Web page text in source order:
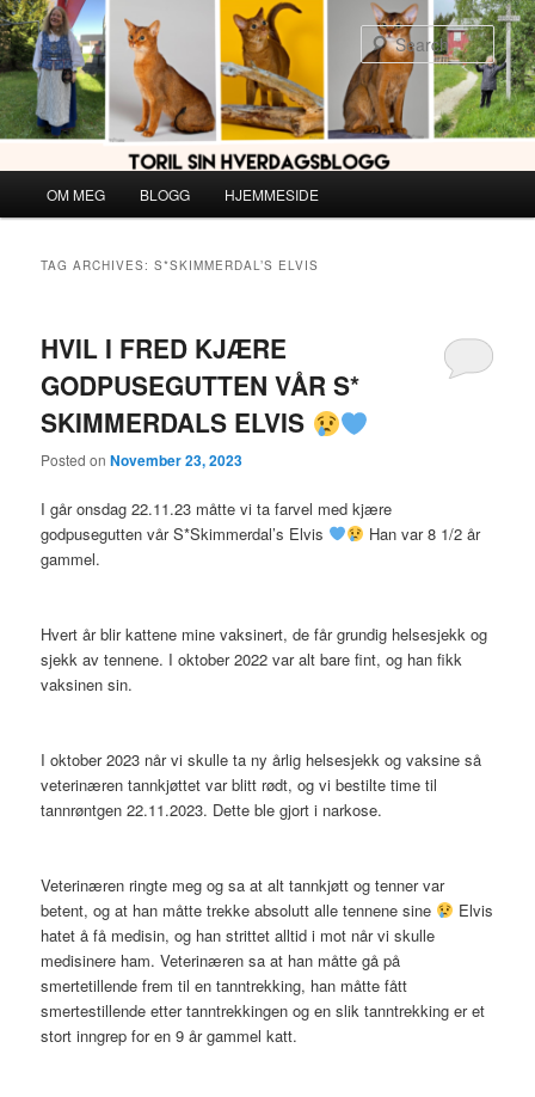
Skip
to
primary
content
Skip
to
secondary
content
OM MEG BLOGG HJEMMESIDE
TAG ARCHIVES:S*SKIMMERDAL’S ELVIS
HVIL I FRED KJÆRE
GODPUSEGUTTEN VÅR S*
SKIMMERDALS ELVIS
Posted onNovember 23, 2023
I går onsdag 22.11.23 måtte vi ta farvel med kjære
godpusegutten vår S*Skimmerdal’s Elvis
Han var 8 1/2 år
gammel.
Hvert år blir kattene mine vaksinert, de får grundig helsesjekk og
sjekk av tennene. I oktober 2022 var alt bare fint, og han fikk
vaksinen sin.
I oktober 2023 når vi skulle ta ny årlig helsesjekk og vaksine så
veterinæren tannkjøttet var blitt rødt, og vi bestilte time til
tannrøntgen 22.11.2023. Dette ble gjort i narkose.
Veterinæren ringte meg og sa at alt tannkjøtt og tenner var
betent, og at han måtte trekke absolutt alle tennene sine
Elvis
hatet å få medisin, og han strittet alltid i mot når vi skulle
medisinere ham. Veterinæren sa at han måtte gå på
smertetillende frem til en tanntrekking, han måtte fått
smertestillende etter tanntrekkingen og en slik tanntrekking er et
stort inngrep for en 9 år gammel katt.